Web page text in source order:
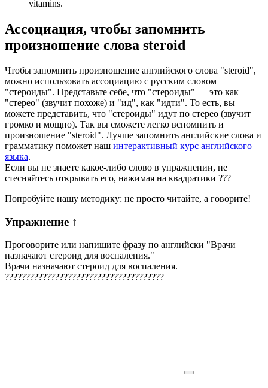
vitamins.
Ассоциация, чтобы запомнить
произношение слова steroid
Чтобы запомнить произношение английского слова "steroid",
можно использовать ассоциацию с русским словом
"стероиды". Представьте себе, что "стероиды" — это как
"стерео" (звучит похоже) и "ид", как "идти". То есть, вы
можете представить, что "стероиды" идут по стерео (звучит
громко и мощно). Так вы сможете легко вспомнить и
произношение "steroid". Лучше запомнить английские слова и
грамматику поможет наш интерактивный курс английского
языка.
Если вы не знаете какое-либо слово в упражнении, не
стесняйтесь открывать его, нажимая на квадратики ???
Попробуйте нашу методику: не просто читайте, а говорите!
Упражнение ↑
Проговорите или напишите фразу по английски "Врачи
назначают стероид для воспаления."
Врачи назначают стероид для воспаления.
??????????????????????????????????????